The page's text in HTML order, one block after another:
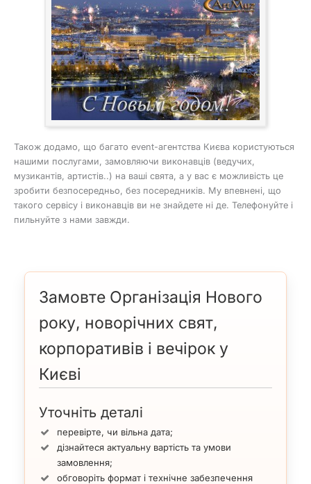
Також додамо, що багато event-агентства Києва користуються
нашими послугами, замовляючи виконавців (ведучих,
музикантів, артистів..) на ваші свята, а у вас є можливість це
зробити безпосередньо, без посередників. Му впевнені, що
такого сервісу і виконавців ви не знайдете ні де. Телефонуйте і
пильнуйте з нами завжди.
Замовте Організація Нового
року, новорічних свят,
корпоративів і вечірок у
Києві
Уточніть деталі
перевірте, чи вільна дата;
дізнайтеся актуальну вартість та умови
замовлення;
обговоріть формат і технічне забезпечення